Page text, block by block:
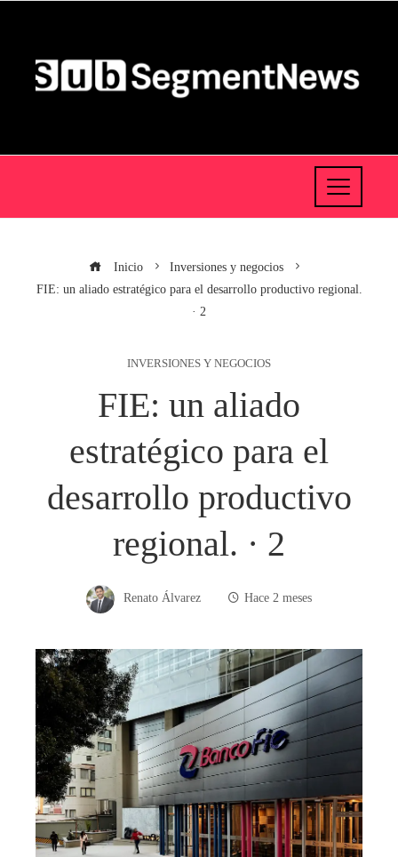
Inicio
Inversiones y negocios
FIE: un aliado estratégico para el desarrollo productivo regional.
· 2
INVERSIONES Y NEGOCIOS
FIE: un aliado
estratégico para el
desarrollo productivo
regional. · 2
Renato Álvarez Hace 2 meses